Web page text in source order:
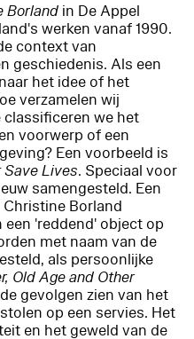
Borland in De Appel
werken vanaf 1990.
context van
geschiedenis. Als een
het idee of het
verzamelen wij
we het
voorwerp of een
Een voorbeeld is
Lives. Speciaal voor
samengesteld. Een
Borland
'reddend' object op
met naam van de
als persoonlijke
Old Age and Other
de gevolgen zien van het
op een servies. Het
en het geweld van de